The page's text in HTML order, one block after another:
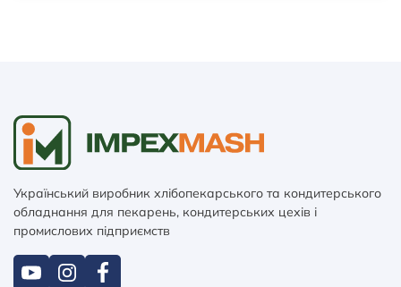
Український виробник хлібопекарського та кондитерського
обладнання для пекарень, кондитерських цехів і
промислових підприємств